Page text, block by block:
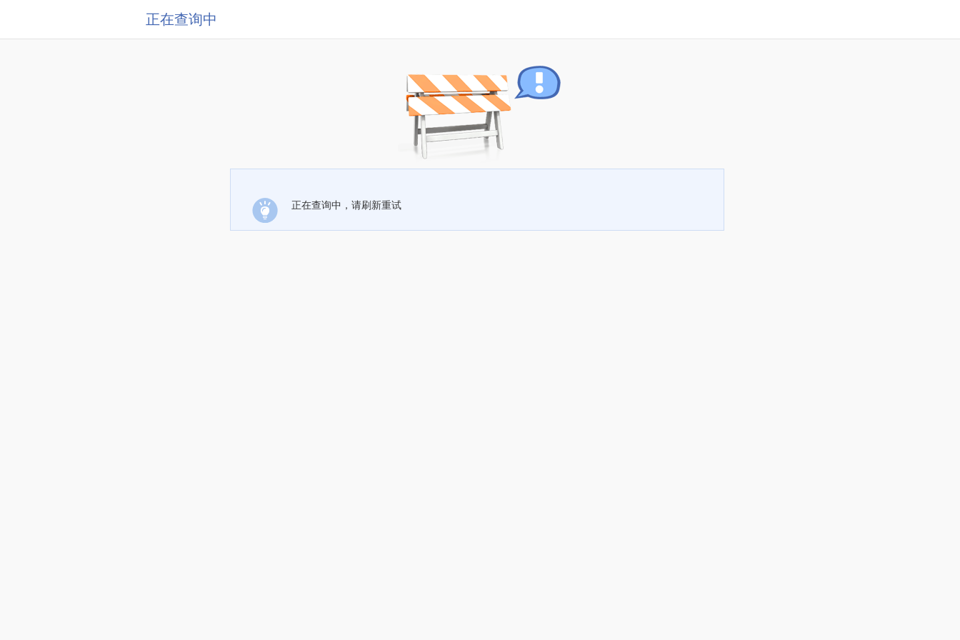
正在查询中
正在查询中，请刷新重试